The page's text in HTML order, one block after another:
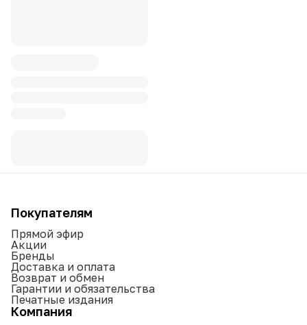
Покупателям
Прямой эфир
Акции
Бренды
Доставка и оплата
Возврат и обмен
Гарантии и обязательства
Печатные издания
Компания